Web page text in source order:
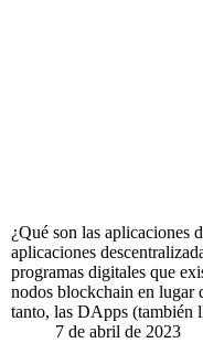
¿Qué son las aplicaciones
aplicaciones
programas digitales que
nodos blockchain en lugar
tanto, las DApps (también
7 de abril de 2023